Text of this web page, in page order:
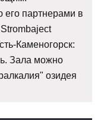
партнерами в
Каменогорск:
Зала можно
озидея